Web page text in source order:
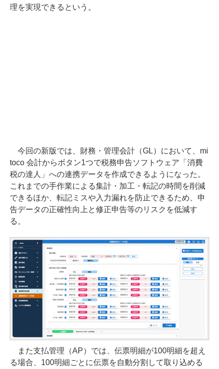
理を実現できるという。
今回の新版では、財務・管理会計（GL）において、mi
toco 会計からボタン1つで税務申告ソフトウェア「消費
税の達人」への連携データを作成できるようになった。
これまでの手作業による集計・加工・転記の時間を削減
できるほか、転記ミスや入力漏れを防止できるため、申
告データの正確性向上と修正申告等のリスクを低減す
る。
また支払管理（AP）では、伝票明細が100明細を超え
る場合、100明細ごとに伝票を自動分割して取り込める